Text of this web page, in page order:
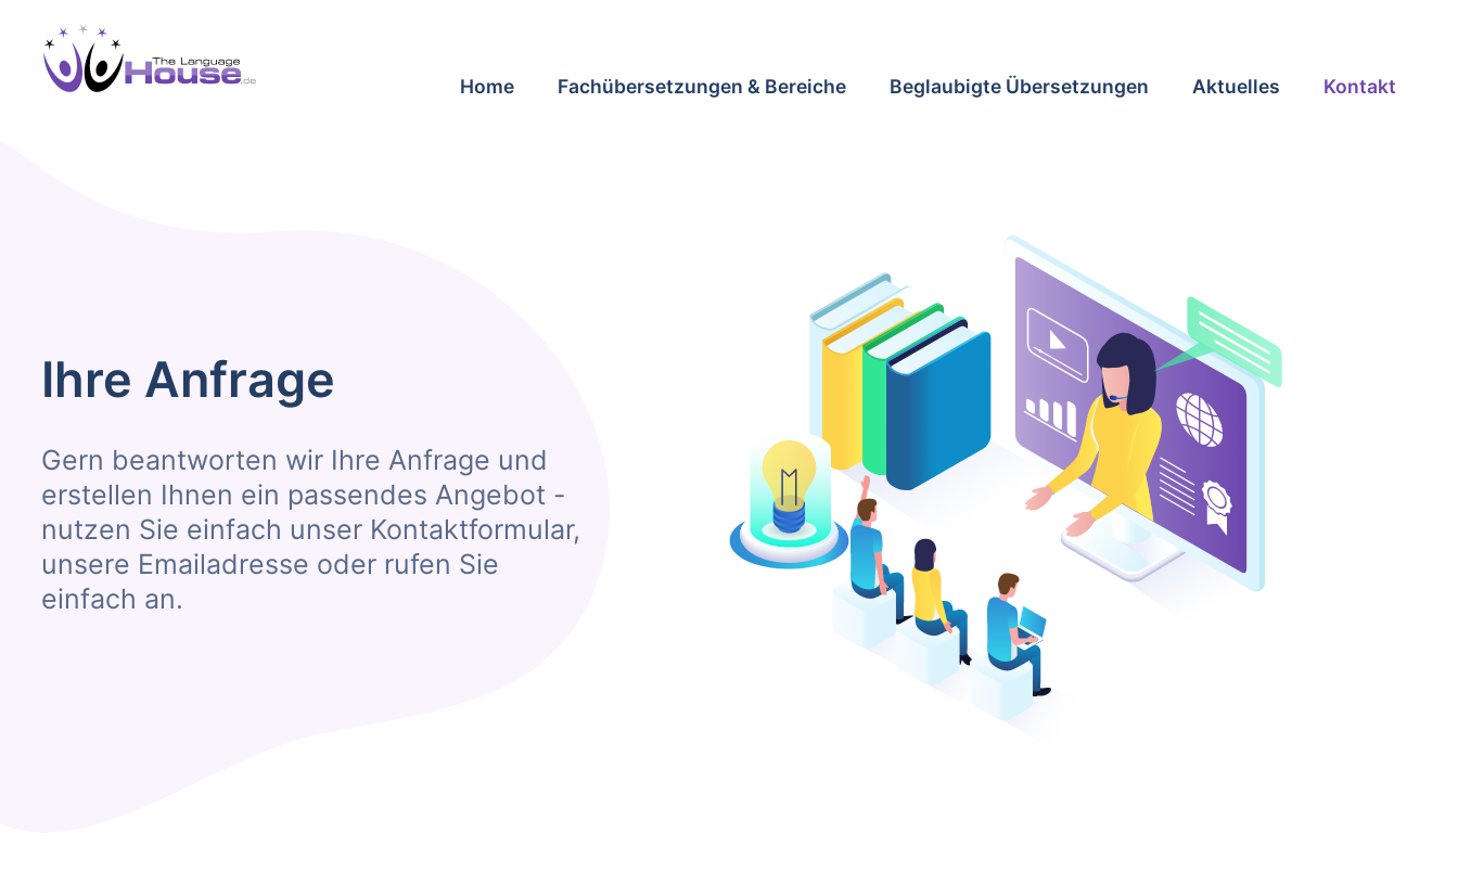
Home Fachübersetzungen & Bereiche Beglaubigte Übersetzungen Aktuelles Kontakt
Ihre Anfrage
Gern beantworten wir Ihre Anfrage und
erstellen Ihnen ein passendes Angebot -
nutzen Sie einfach unser Kontaktformular,
unsere Emailadresse oder rufen Sie
einfach an.